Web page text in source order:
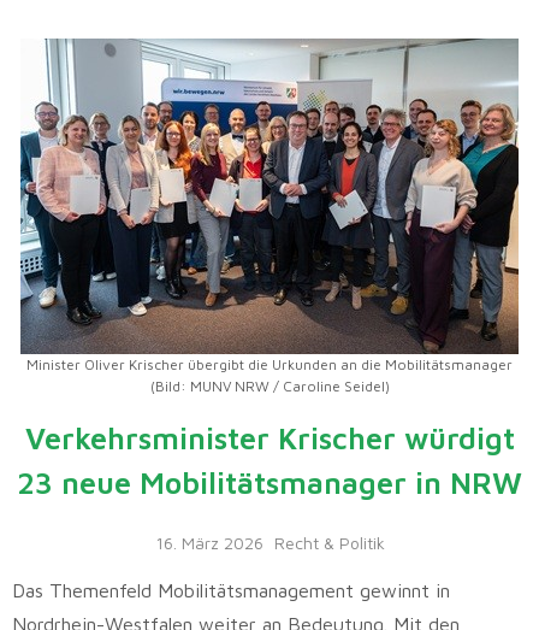
Minister Oliver Krischer übergibt die Urkunden an die Mobilitätsmanager
(Bild: MUNV NRW / Caroline Seidel)
Verkehrsminister Krischer würdigt
23 neue Mobilitätsmanager in NRW
16. März 2026 Recht & Politik
Das Themenfeld Mobilitätsmanagement gewinnt in
Nordrhein-Westfalen weiter an Bedeutung. Mit den